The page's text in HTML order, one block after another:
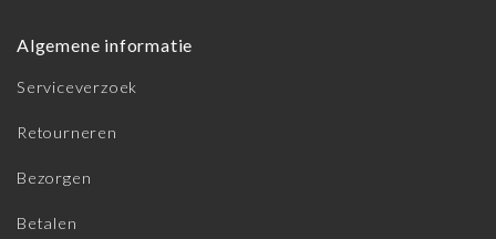
Algemene informatie
Serviceverzoek
Retourneren
Bezorgen
Betalen